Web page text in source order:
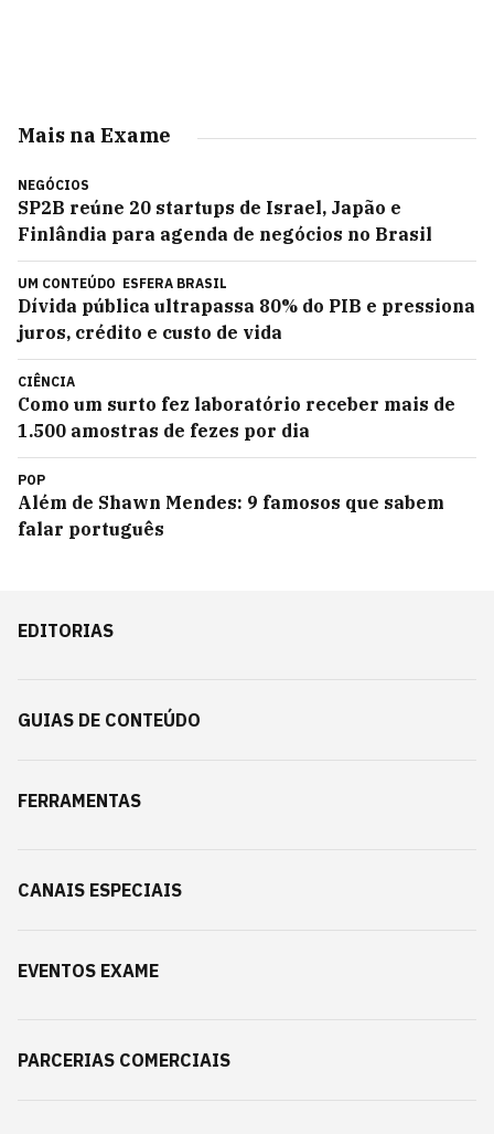
Mais na Exame
NEGÓCIOS
SP2B reúne 20 startups de Israel, Japão e
Finlândia para agenda de negócios no Brasil
UM CONTEÚDO ESFERA BRASIL
Dívida pública ultrapassa 80% do PIB e pressiona
juros, crédito e custo de vida
CIÊNCIA
Como um surto fez laboratório receber mais de
1.500 amostras de fezes por dia
POP
Além de Shawn Mendes: 9 famosos que sabem
falar português
EDITORIAS
GUIAS DE CONTEÚDO
FERRAMENTAS
CANAIS ESPECIAIS
EVENTOS EXAME
PARCERIAS COMERCIAIS